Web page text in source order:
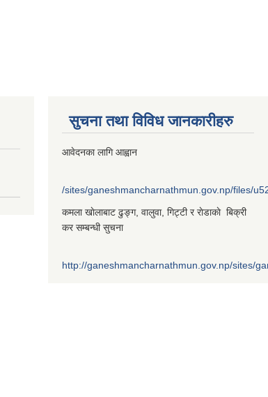
सुचना तथा विविध जानकारीहरु
आवेदनका लागि आह्वान
/sites/ganeshmancharnathmun.gov.np/files/
कमला खाेलाबाट ढु‌ङ्ग, वालुवा, गिट्टी र राेडाकाे बिक्री
कर सम्बन्धी सुचना
http://ganeshmancharnathmun.gov.np/sites/